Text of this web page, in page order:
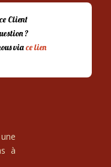
Client
?
viace lien
à